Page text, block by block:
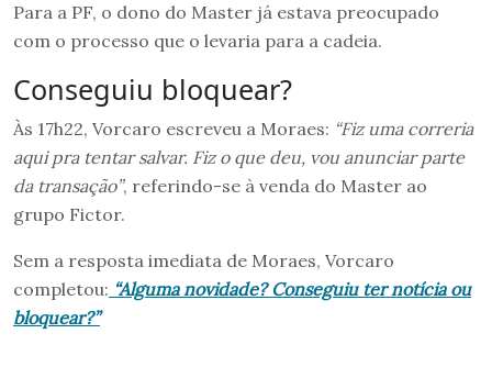
Para a PF, o dono do Master já estava preocupado
com o processo que o levaria para a cadeia.
Conseguiu bloquear?
Às 17h22, Vorcaro escreveu a Moraes: “Fiz uma correria
aqui pra tentar salvar. Fiz o que deu, vou anunciar parte
da transação”, referindo-se à venda do Master ao
grupo Fictor.
Sem a resposta imediata de Moraes, Vorcaro
completou: “Alguma novidade? Conseguiu ter notícia ou
bloquear?”